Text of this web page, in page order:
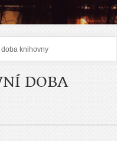
knihovny
DOBA